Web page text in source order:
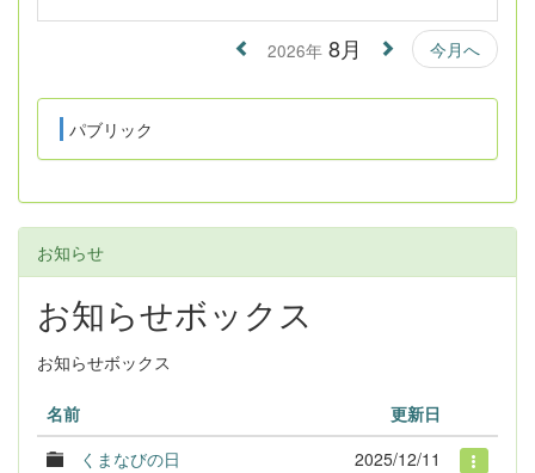
2026年 8月 今月へ
パブリック
お知らせ
お知らせボックス
お知らせボックス
名前
更新日
くまなびの日
2025/12/11